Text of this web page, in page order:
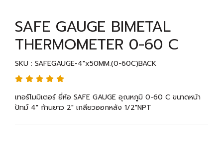
SAFE GAUGE BIMETAL
THERMOMETER 0-60 C
SKU : SAFEGAUGE-4"x50MM.(0-60C)BACK
เทอร์โมมิเตอร์ ยี่ห้อ SAFE GAUGE อุณหภูมิ 0-60 C ขนาดหน้า
ปัทม์ 4" ก้านยาว 2" เกลียวออกหลัง 1/2"NPT